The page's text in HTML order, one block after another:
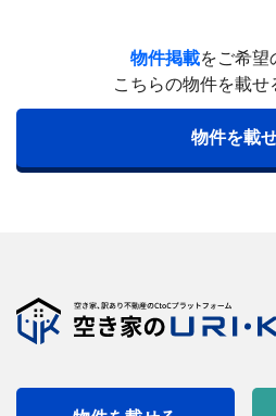
物件掲載をご希望
こちらの物件を載せ
物件を載